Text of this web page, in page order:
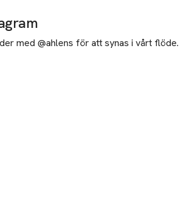
med @ahlens för att synas i vårt flöde.